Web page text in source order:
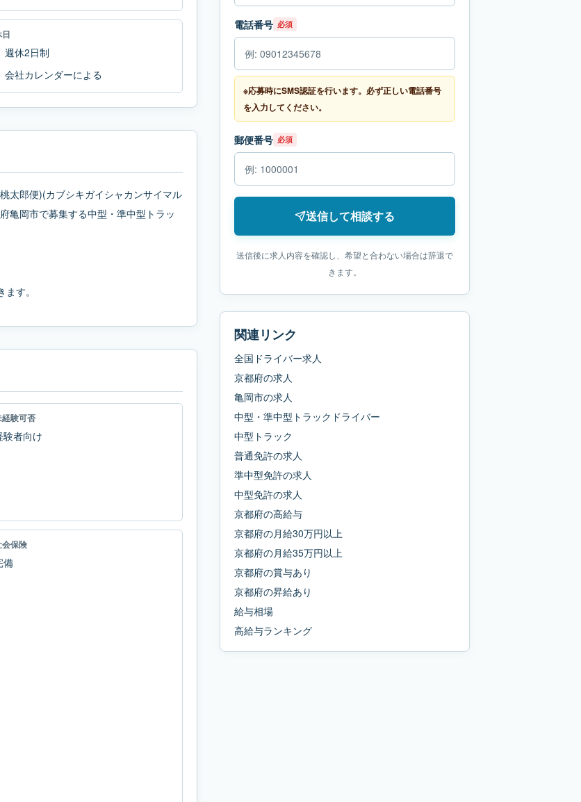
週休2日制
会社カレンダーによる
太郎便)(カブシキガイシャカンサイマル
亀岡市で募集する中型・準中型トラッ
す。
経験可否
験者向け
会保険
備
電話番号 必須
※応募時にSMS認証を行います。必ず正しい電話番号
を入力してください。
郵便番号 必須
送信して相談する
送信後に求人内容を確認し、希望と合わない場合は辞退で
きます。
関連リンク
全国ドライバー求人
京都府の求人
亀岡市の求人
中型・準中型トラックドライバー
中型トラック
普通免許の求人
準中型免許の求人
中型免許の求人
京都府の高給与
京都府の月給30万円以上
京都府の月給35万円以上
京都府の賞与あり
京都府の昇給あり
給与相場
高給与ランキング